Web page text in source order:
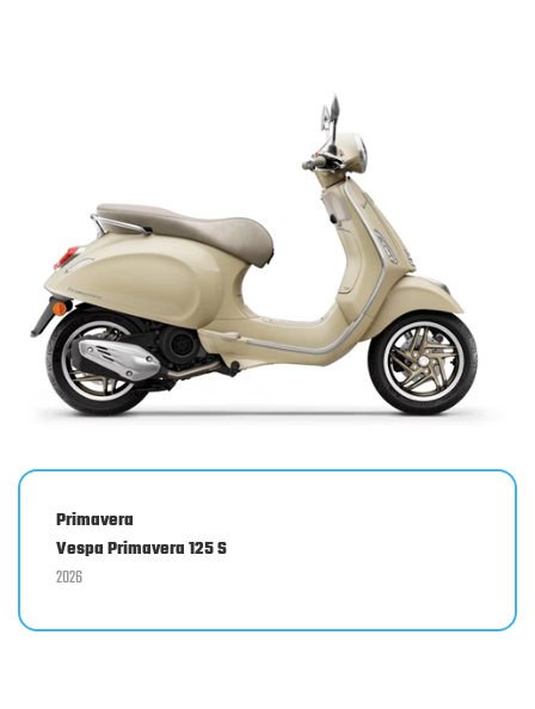
Primavera
Vespa Primavera 125 S
2026